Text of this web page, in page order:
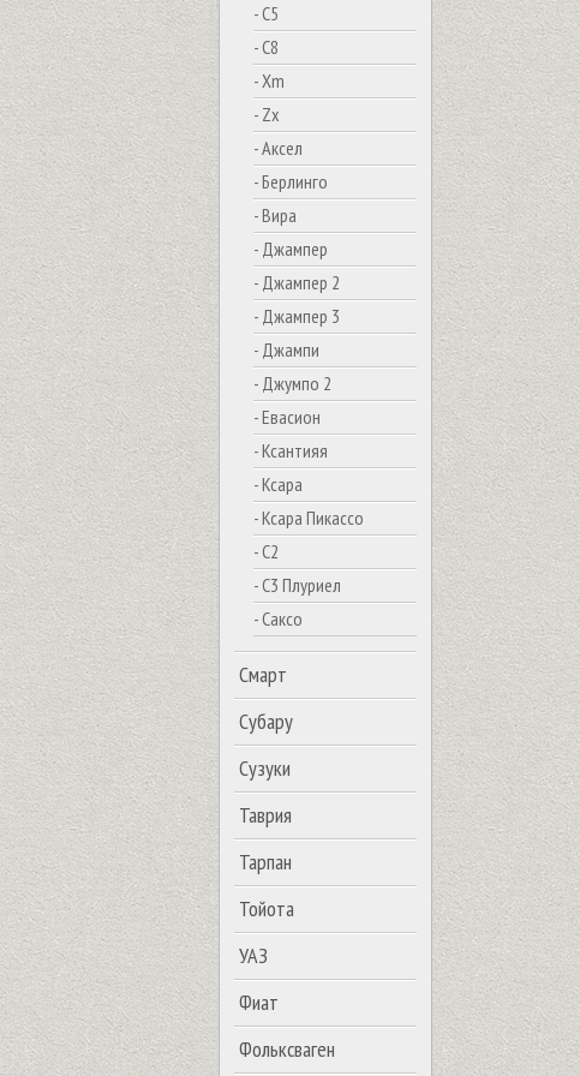
- C5
- C8
- Xm
- Zx
- Аксел
- Берлинго
- Вира
- Джампер
- Джампер 2
- Джампер 3
- Джампи
- Джумпо 2
- Евасион
- Ксантияя
- Ксара
- Ксара Пикассо
- С2
- С3 Плуриел
- Саксо
Смарт
Субару
Сузуки
Таврия
Тарпан
Тойота
УАЗ
Фиат
Фольксваген